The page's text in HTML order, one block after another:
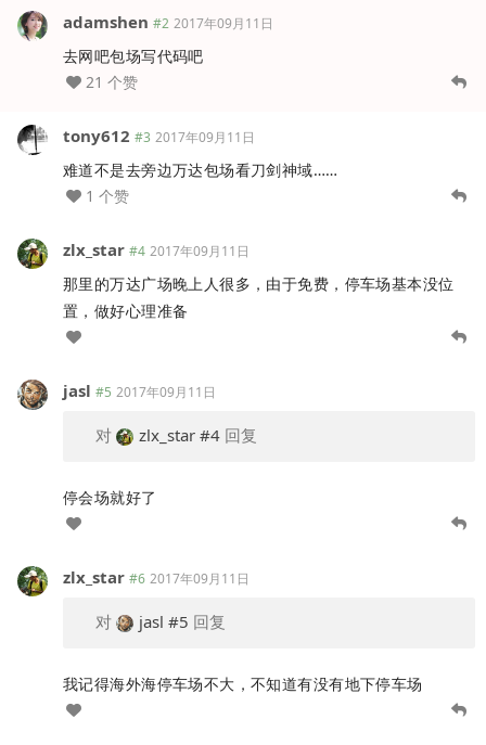
adamshen #2 2017年09月11日
去网吧包场写代码吧
21 个赞
tony612 #3 2017年09月11日
难道不是去旁边万达包场看刀剑神域……
1 个赞
zlx_star #4 2017年09月11日
那里的万达广场晚上人很多，由于免费，停车场基本没位
置，做好心理准备
jasl #5 2017年09月11日
对 zlx_star #4 回复
停会场就好了
zlx_star #6 2017年09月11日
对 jasl #5 回复
我记得海外海停车场不大，不知道有没有地下停车场